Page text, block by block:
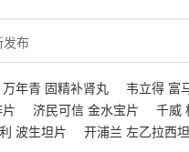
发布
万年青 固精补肾丸 韦立得 富
济民可信 金水宝片 千威
波生坦片 开浦兰 左乙拉西